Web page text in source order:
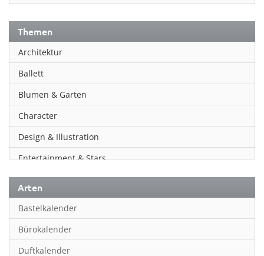
Themen
Architektur
Ballett
Blumen & Garten
Character
Design & Illustration
Entertainment & Stars
Erotik
Essen & Trinken
Familienplaner
Fantasy
Arten
Bastelkalender
Bürokalender
Duftkalender